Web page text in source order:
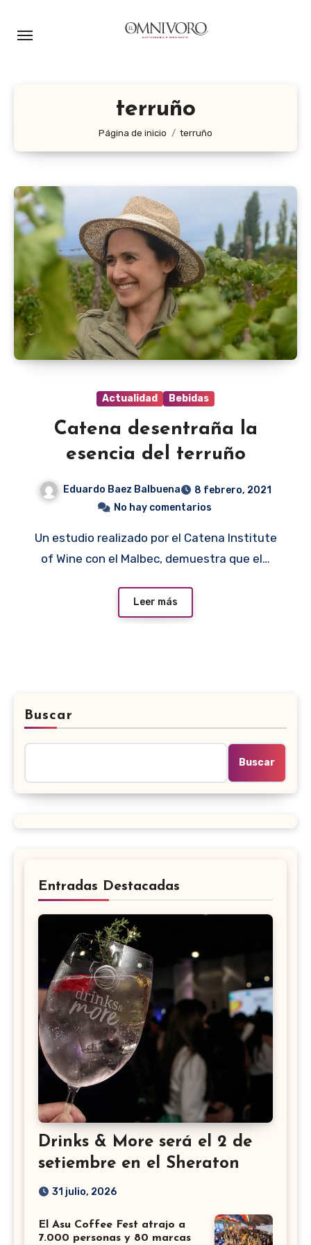
terruño
Página de inicio terruño
Actualidad Bebidas
Catena desentraña la
esencia del terruño
Eduardo Baez Balbuena
8 febrero, 2021
No hay comentarios
Un estudio realizado por el Catena Institute
of Wine con el Malbec, demuestra que el…
Leer más
Buscar
Buscar
Entradas Destacadas
Drinks & More será el 2 de
setiembre en el Sheraton
31 julio, 2026
El Asu Coffee Fest atrajo a
7.000 personas y 80 marcas